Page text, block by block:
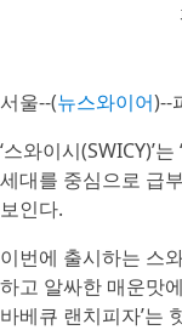
서울--(뉴스와이어)--
‘스와이시(SWICY)’
세대를 중심으로 급
보인다.
이번에 출시하는 스
하고 알싸한 매운맛
바베큐 랜치피자’는